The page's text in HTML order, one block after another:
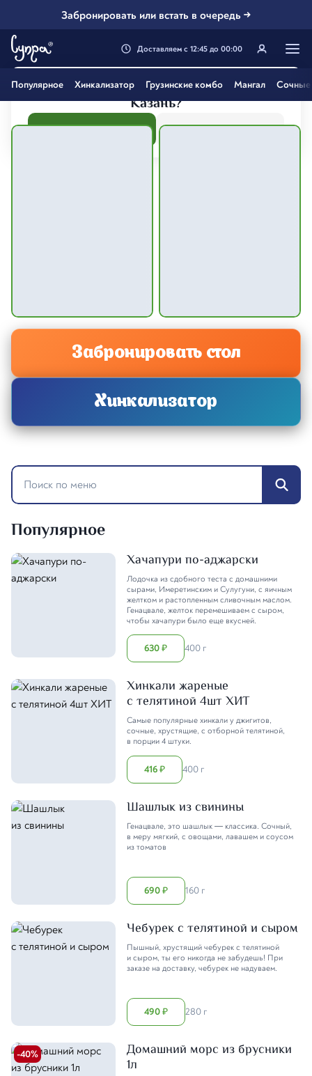
Забронировать или встать в очередь →
Генацвале, твой город
Казань?
Все вэрно Нэт, другой
Доставляем с 12:45 до 00:00
Популярное Хинкализатор Грузинские комбо Мангал Сочные
Забронировать стол
Хинкализатор
Популярное
Хачапури по-аджарски
Лодочка из сдобного теста с домашними
сырами, Имеретинским и Сулугуни, с яичным
желтком и растопленным сливочным маслом.
Генацвале, желток перемешиваем с сыром,
чтобы хачапури было еще вкусней.
630₽ 400 г
Хинкали жареные
с телятиной 4шт ХИТ
Самые популярные хинкали у джигитов,
сочные, хрустящие, с отборной телятиной,
в порции 4 штуки.
416₽ 400 г
Шашлык из свинины
Генацвале, это шашлык — классика. Сочный,
в меру мягкий, с овощами, лавашем и соусом
из томатов
690₽ 160 г
Чебурек с телятиной и сыром
Пышный, хрустящий чебурек с телятиной
и сыром, ты его никогда не забудешь! При
заказе на доставку, чебурек не надуваем.
490₽ 280 г
-40% Домашний морс из брусники
1л